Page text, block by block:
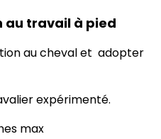
au travail à pied
au cheval et adopter
expérimenté.
max